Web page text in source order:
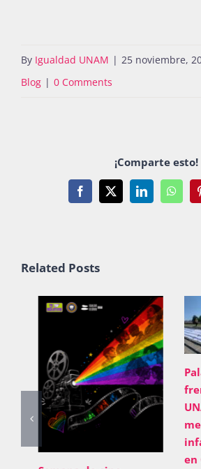
By Igualdad UNAM | 25 noviembre,
Blog | 0 Comments
¡Comparte esto!
Facebook
X LinkedIn
Related Posts
en